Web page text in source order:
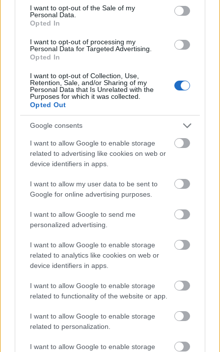
consent section.
I want to opt-out of the Sale of my
Personal Data.
Opted In
I want to opt-out of processing my
Personal Data for Targeted Advertising.
Opted In
I want to opt-out of Collection, Use,
Retention, Sale, and/or Sharing of my
Personal Data that Is Unrelated with the
Purposes for which it was collected.
Opted Out
Google consents
I want to allow Google to enable storage
related to advertising like cookies on web or
device identifiers in apps.
I want to allow my user data to be sent to
Google for online advertising purposes.
I want to allow Google to send me
personalized advertising.
I want to allow Google to enable storage
related to analytics like cookies on web or
device identifiers in apps.
I want to allow Google to enable storage
related to functionality of the website or app.
I want to allow Google to enable storage
related to personalization.
I want to allow Google to enable storage
elhaladni alattuk, ráadásul csakis kocsival, járda
nincs, a Trinity partja vizes, mocsaras, békanyálas,
költségek valóban messze meghaladták a
tervezetteket, de Calatrava maga alig kapott vacak
hatmillió dollárt a tervezésért, a szükséges földek
megvásárlása és a fel- és levezető utak megépítése
jóval többe került, márpedig ezekre akkor is szükség
műtárgyat építettek volna. A szépségbe és
szabálytalanságba, netán őrületbe szórt pénz pedig
idővel meg szokott térülni. Ott van Neuschwanstein,
vagy a Parlament vagy a szabadkai Városháza.
Minden normális ember a haját tépte volna a
terveket és költségeket látva, most meg düllesztik és
düllesztjük a keblünket. Calatrava egyike a világ
leggyűlöltebb építészeinek a szakmán belül, de
kibírja. Emlegetik a Yale-en tartott előadását, amikor
azt mondta: most akkor rajzolni fogok, és így is tett,
bekapcsolta a zenét, és rajzolt egy órán át, majd
hazament.
Jobb lett volna, ha beszél? Így legalább emlékeznek
rá a jelenlévők.